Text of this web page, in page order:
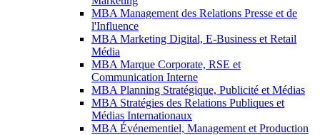
MBA Management des Relations Presse et de
l'Influence
MBA Marketing Digital, E-Business et Retail
Média
MBA Marque Corporate, RSE et
Communication Interne
MBA Planning Stratégique, Publicité et Médias
MBA Stratégies des Relations Publiques et
Médias Internationaux
MBA Événementiel, Management et Production